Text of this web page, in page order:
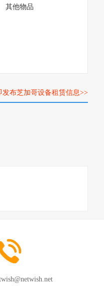
其他物品
发布芝加哥设备租赁信息>>